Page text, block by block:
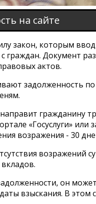
на сайте
закон, которым
граждан. Документ
актов.
задолженность
гражданину
«Госуслуги» или
возражения - 30
возражений
он
взыскания. В этом